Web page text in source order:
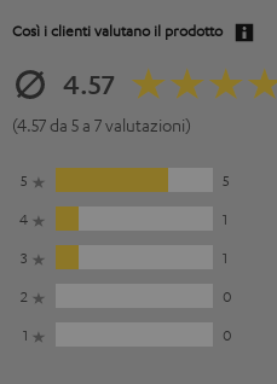
Così i clienti valutano il prodotto
4.57
(4.57 da 5 a 7 valutazioni)
5
5
4
1
3
1
2
0
1
0